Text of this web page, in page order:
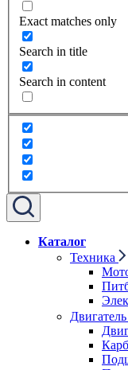
Exact matches only
Search in title
Search in content
Каталог
Техника
Двигатель